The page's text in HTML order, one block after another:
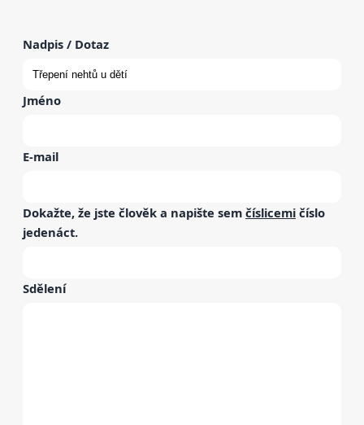
Nadpis / Dotaz
Jméno
E-mail
Dokažte, že jste člověk a napište sem číslicemi číslo
jedenáct.
Sdělení